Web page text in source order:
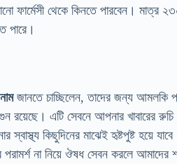
ফার্মেসী থেকে কিনতে পারবেন। মাত্র
পারে।
জানতে চাচ্ছিলেন, তাদের জন্য আমলকি
এটি সেবনে আপনার খাবারের
স্বাস্থ্য কিছুদিনের মাঝেই হৃষ্টপুষ্ট হয়ে
পরামর্শ না নিয়ে ঔষধ সেবন করলে